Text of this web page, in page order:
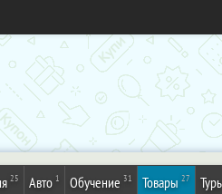
25 Авто 1 Обучение 31 Товары 27